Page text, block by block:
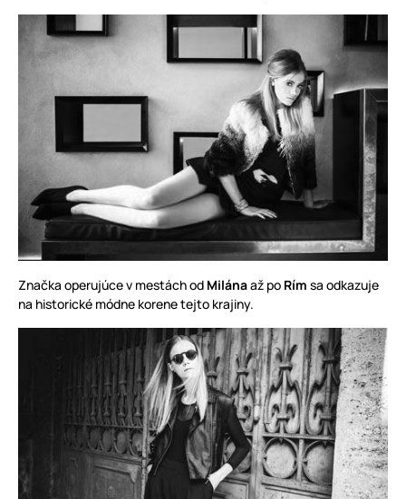
Značka operujúce v mestách od Milánaaž po Rím sa odkazuje
na historické módne korene tejto krajiny.